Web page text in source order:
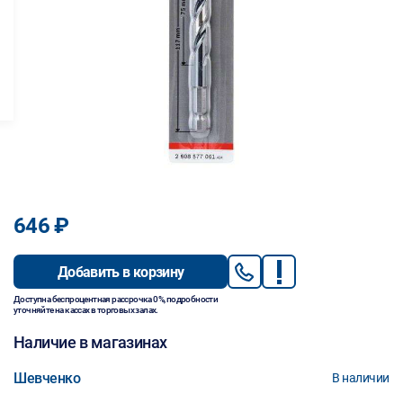
646 ₽
Добавить в корзину
Доступна беспроцентная рассрочка 0%, подробности
уточняйте на кассах в торговых залах.
Наличие в магазинах
Шевченко В наличии